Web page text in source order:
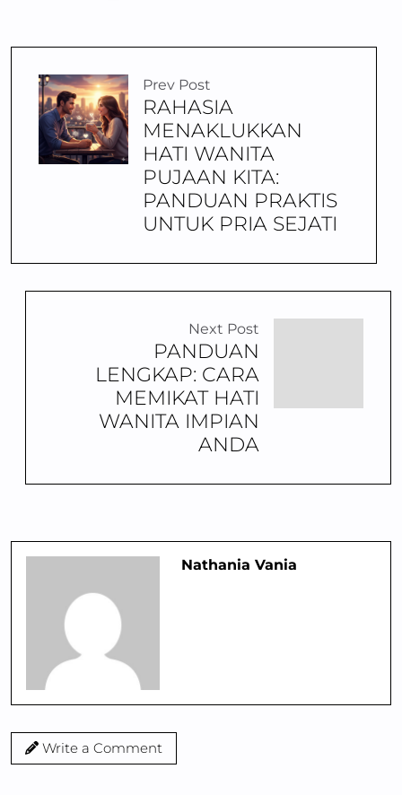
Prev Post
RAHASIA
MENAKLUKKAN
HATI WANITA
PUJAAN KITA:
PANDUAN PRAKTIS
UNTUK PRIA SEJATI
Next Post
PANDUAN
LENGKAP: CARA
MEMIKAT HATI
WANITA IMPIAN
ANDA
Nathania Vania
Write a Comment